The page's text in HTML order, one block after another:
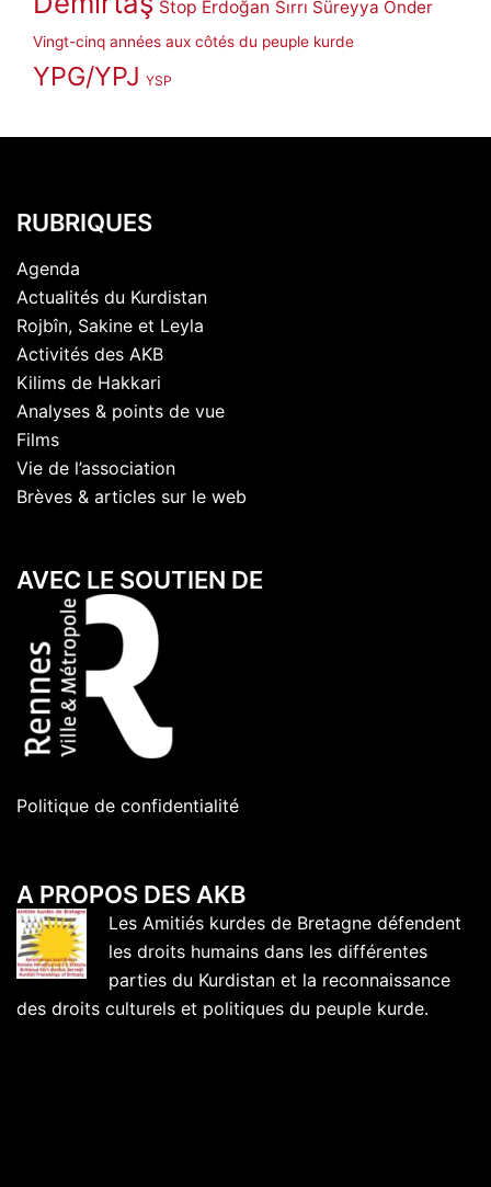
Stop Erdoğan Sırrı Süreyya Önder
Vingt-cinq années aux côtés du peuple kurde
YPG/YPJ YSP
RUBRIQUES
Agenda
Actualités du Kurdistan
Rojbîn, Sakine et Leyla
Activités des AKB
Kilims de Hakkari
Analyses & points de vue
Films
Vie de l’association
Brèves & articles sur le web
AVEC LE SOUTIEN DE
Politique de confidentialité
A PROPOS DES AKB
Les Amitiés kurdes de Bretagne défendent
les droits humains dans les différentes
parties du Kurdistan et la reconnaissance
des droits culturels et politiques du peuple kurde.